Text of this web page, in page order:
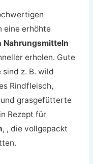
eine erhöhte
Nahrungsmitteln
erholen. Gute
sind z. B. wild
Rindfleisch,
und grasgefütterte
Rezept für
, , die vollgepackt